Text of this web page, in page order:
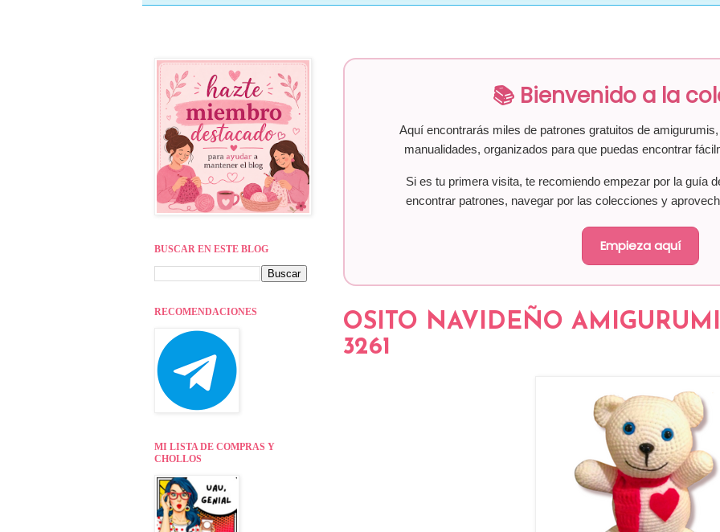
📚 Bienvenido a la
Aquí encontrarás miles de patrones gratuitos de
manualidades, organizados para que puedas encontrar
Si es tu primera visita, te recomiendo empezar por la guía
encontrar patrones, navegar por las colecciones y
Empieza aquí
OSITO NAVIDEÑO
3261
BUSCAR EN ESTE BLOG
RECOMENDACIONES
MI LISTA DE COMPRAS Y
CHOLLOS